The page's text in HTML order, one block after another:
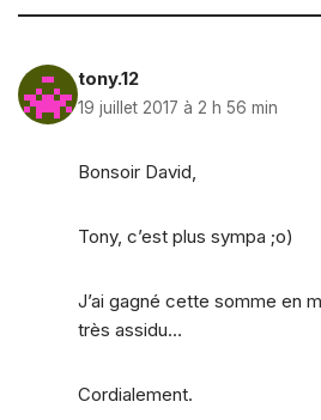
tony.12
19 juillet 2017 à 2 h 56 min
Bonsoir David,
Tony, c’est plus sympa ;o)
J’ai gagné cette somme en
très assidu…
Cordialement.